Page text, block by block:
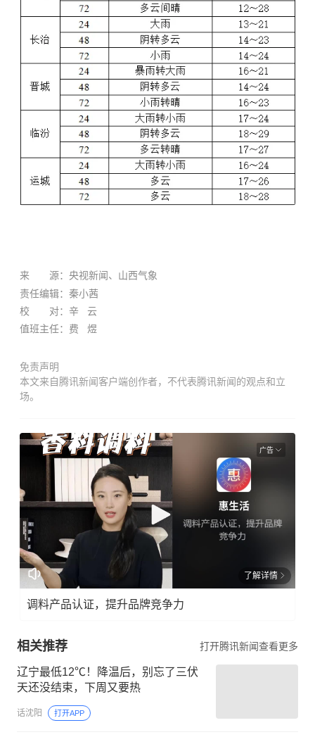
来 源：央视新闻、山西气象
责任编辑：秦小茜
校 对：辛 云
值班主任：费 煜
免责声明
本文来自腾讯新闻客户端创作者，不代表腾讯新闻的观点和立
场。
广告
了解详情
调料产品认证，提升品牌竞争力
相关推荐 打开腾讯新闻查看更多
辽宁最低12℃！降温后，别忘了三伏
天还没结束，下周又要热
话沈阳 打开APP